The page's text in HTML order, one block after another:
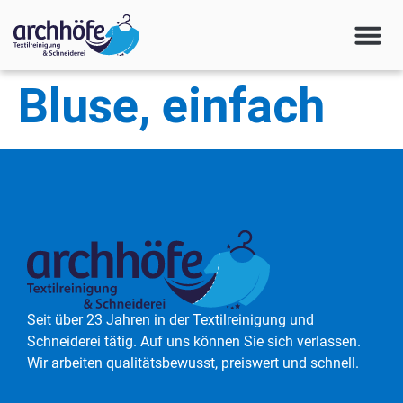
Bluse, einfach
Seit über 23 Jahren in der Textilreinigung und
Schneiderei tätig. Auf uns können Sie sich verlassen.
Wir arbeiten qualitätsbewusst, preiswert und schnell.